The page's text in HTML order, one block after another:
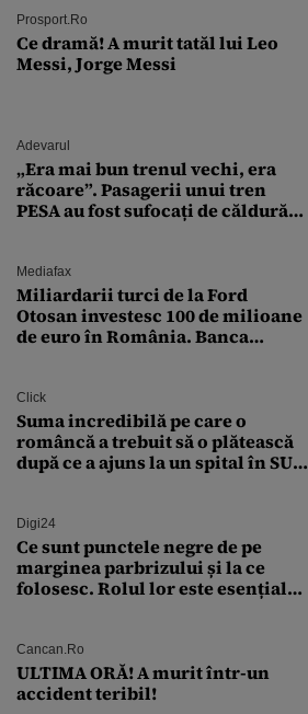
Prosport.ro
Ce dramă! A murit tatăl lui Leo
Messi, Jorge Messi
Adevarul
„Era mai bun trenul vechi, era
răcoare”. Pasagerii unui tren
PESA au fost sufocați de căldură
Mediafax
Miliardarii turci de la Ford
Otosan investesc 100 de milioane
de euro în România. Banca
Click
Suma incredibilă pe care o
româncă a trebuit să o plătească
după ce a ajuns la un spital în SUA:
Digi24
Ce sunt punctele negre de pe
marginea parbrizului și la ce
folosesc. Rolul lor este esențial
Cancan.ro
ULTIMA ORĂ! A murit într-un
accident teribil!